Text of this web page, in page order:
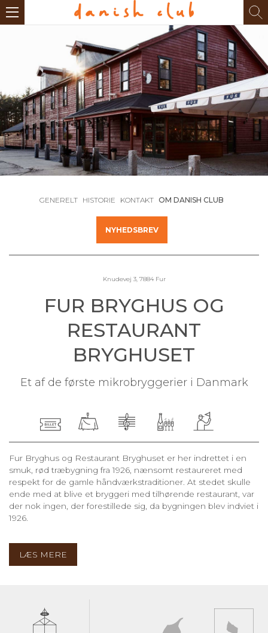
GENERELT HISTORIE KONTAKT OM DANISH CLUB
NYHEDSBREV
Knudevej 3, 7884 Fur
FUR BRYGHUS OG
RESTAURANT
BRYGHUSET
Et af de første mikrobryggerier i Danmark
Fur Bryghus og Restaurant Bryghuset er her indrettet i en
smuk, rød træbygning fra 1926, nænsomt restaureret med
respekt for de gamle håndværkstraditioner. At stedet skulle
ende med at blive et bryggeri med tilhørende restaurant, var
der nok ingen, der forestillede sig, da bygningen blev indviet i
1926.
LÆS MERE